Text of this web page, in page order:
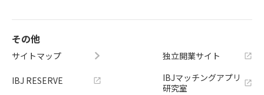
その他
サイトマップ
IBJ RESERVE
独立開業サイト
IBJマッチングアプリ
研究室